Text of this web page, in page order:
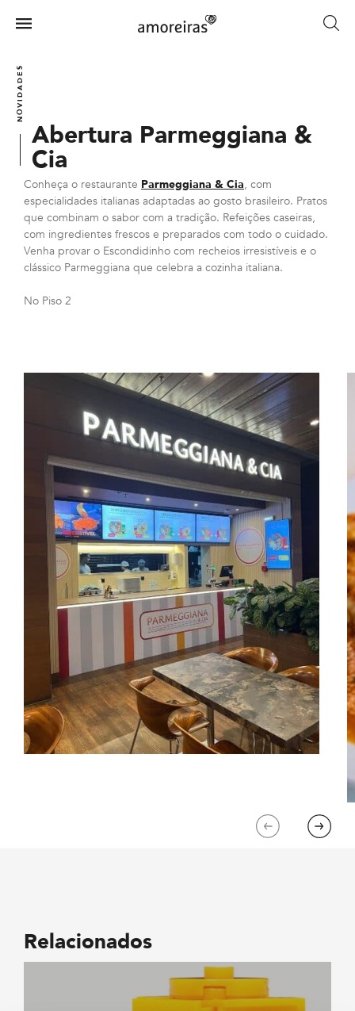
mainMenu
NOVIDADES
Abertura Parmeggiana &
Cia
Conheça o restaurante Parmeggiana & Cia, com
especialidades italianas adaptadas ao gosto brasileiro. Pratos
que combinam o sabor com a tradição. Refeições caseiras,
com ingredientes frescos e preparados com todo o cuidado.
Venha provar o Escondidinho com recheios irresistíveis e o
clássico Parmeggiana que celebra a cozinha italiana.
No Piso 2
Previous Next
Relacionados